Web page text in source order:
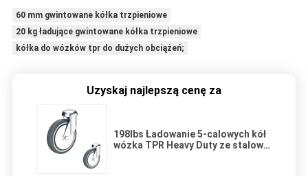
60 mm gwintowane kółka trzpieniowe
20 kg ładujące gwintowane kółka trzpieniowe
kółka do wózków tpr do dużych obciążeń;
Uzyskaj najlepszą cenę za
198lbs Ładowanie 5-calowych kół
wózka TPR Heavy Duty ze stalową